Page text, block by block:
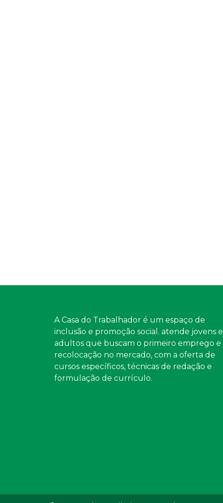
A Casa do Trabalhador é um espaço de
inclusão e promoção social. atende jovens e
adultos que buscam o primeiro emprego e
recolocação no mercado, com a oferta de
cursos específicos, técnicas de redação e
formulação de currículo.